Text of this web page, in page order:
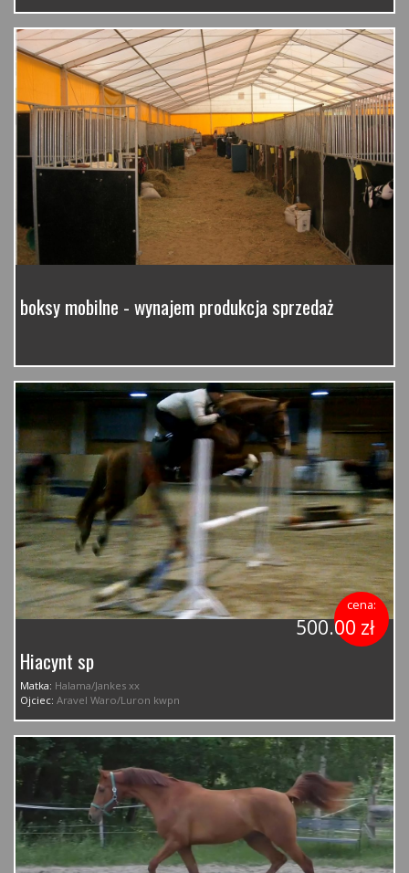
boksy mobilne - wynajem produkcja sprzedaż
cena:
500.00 zł
Hiacynt sp
Matka: Halama/Jankes xx
Ojciec: Aravel Waro/Luron kwpn